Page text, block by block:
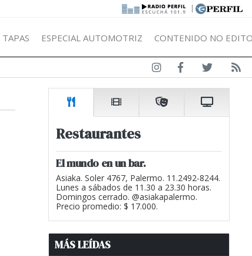
|
TAPAS ESPECIAL AUTOMOTRIZ CONTENIDO NO
Restaurantes
El mundo en un bar.
Asiaka. Soler 4767, Palermo. 11.2492-8244.
Lunes a sábados de 11.30 a 23.30 horas.
Domingos cerrado. @asiakapalermo.
Precio promedio: $ 17.000.
MÁS LEÍDAS